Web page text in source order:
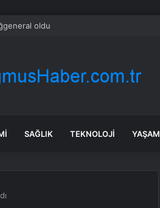
oldu
SAĞLIK TEKNOLOJI YAŞAM